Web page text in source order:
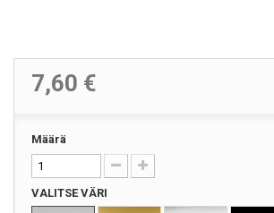
7,60 €
Määrä
VALITSE VÄRI